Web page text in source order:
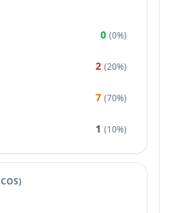
0 (0%)
2 (20%)
7 (70%)
1 (10%)
)